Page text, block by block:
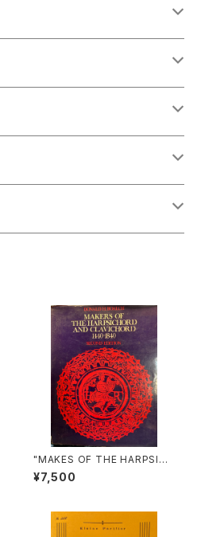
"MAKES OF THE HARPSICH
ORD AND CLAVICHORD 14
40-1840 SECOND EDITION
ss 1974年"
¥7,500